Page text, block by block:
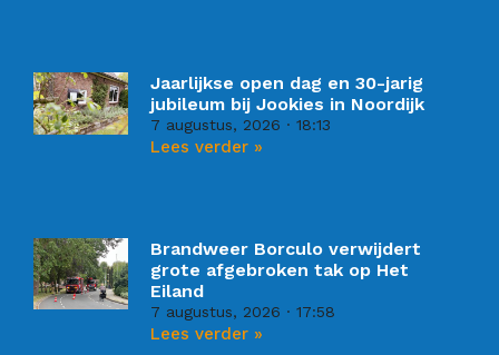
Jaarlijkse open dag en 30-jarig
jubileum bij Jookies in Noordijk
7 augustus, 2026 18:13
Lees verder »
Brandweer Borculo verwijdert
grote afgebroken tak op Het
Eiland
7 augustus, 2026 17:58
Lees verder »